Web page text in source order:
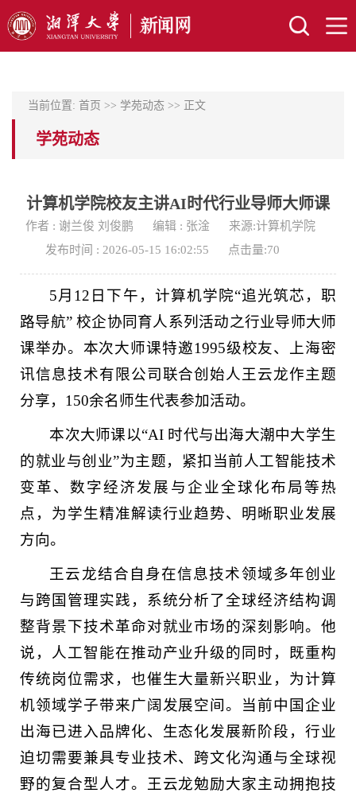
当前位置: 首页 >> 学苑动态 >> 正文
学苑动态
计算机学院校友主讲AI时代行业导师大师课
作者 : 谢兰俊 刘俊鹏 编辑 : 张淦
来源:计算机学院
发布时间 : 2026-05-15 16:02:55
点击量:70
5月12日下午，计算机学院“追光筑芯，职
路导航” 校企协同育人系列活动之行业导师大师
课举办。本次大师课特邀1995级校友、上海密
讯信息技术有限公司联合创始人王云龙作主题
分享，150余名师生代表参加活动。
本次大师课以“AI 时代与出海大潮中大学生
的就业与创业”为主题，紧扣当前人工智能技术
变革、数字经济发展与企业全球化布局等热
点，为学生精准解读行业趋势、明晰职业发展
方向。
王云龙结合自身在信息技术领域多年创业
与跨国管理实践，系统分析了全球经济结构调
整背景下技术革命对就业市场的深刻影响。他
说，人工智能在推动产业升级的同时，既重构
传统岗位需求，也催生大量新兴职业，为计算
机领域学子带来广阔发展空间。当前中国企业
出海已进入品牌化、生态化发展新阶段，行业
迫切需要兼具专业技术、跨文化沟通与全球视
野的复合型人才。王云龙勉励大家主动拥抱技